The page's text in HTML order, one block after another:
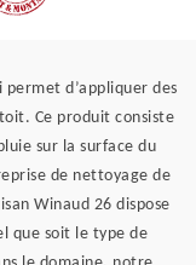
d’appliquer des
Ce produit consiste
sur la surface du
de nettoyage de
Winaud 26 dispose
que soit le type de